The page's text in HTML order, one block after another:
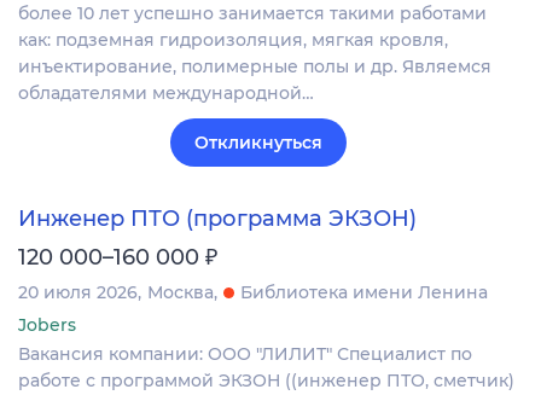
более 10 лет успешно занимается такими работами
как: подземная гидроизоляция, мягкая кровля,
инъектирование, полимерные полы и др. Являемся
обладателями международной…
Откликнуться
Инженер ПТО (программа ЭКЗОН)
120 000–160 000 ₽
20 июля 2026 Москва
Библиотека имени Ленина
Jobers
Вакансия компании: ООО "ЛИЛИТ" Специалист по
работе с программой ЭКЗОН ((инженер ПТО, сметчик)